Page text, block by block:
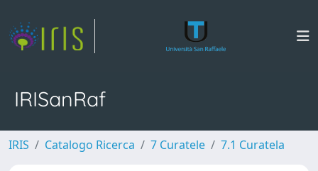
IRISanRaf
IRIS Catalogo Ricerca 7 Curatele 7.1 Curatela